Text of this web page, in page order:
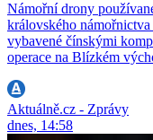
Námořní drony
královského
vybavené čínskými
operace na Blízkém
Aktuálně.cz - Zprávy
dnes, 14:58